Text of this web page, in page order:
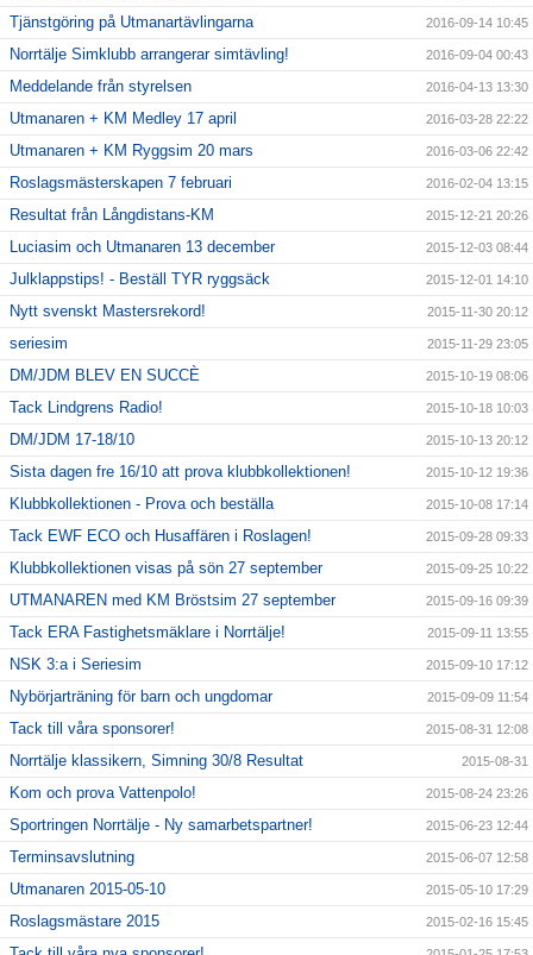
Tjänstgöring på Utmanartävlingarna 2016-09-14 10:45
Norrtälje Simklubb arrangerar simtävling! 2016-09-04 00:43
Meddelande från styrelsen 2016-04-13 13:30
Utmanaren + KM Medley 17 april 2016-03-28 22:22
Utmanaren + KM Ryggsim 20 mars 2016-03-06 22:42
Roslagsmästerskapen 7 februari 2016-02-04 13:15
Resultat från Långdistans-KM 2015-12-21 20:26
Luciasim och Utmanaren 13 december 2015-12-03 08:44
Julklappstips! - Beställ TYR ryggsäck 2015-12-01 14:10
Nytt svenskt Mastersrekord! 2015-11-30 20:12
seriesim 2015-11-29 23:05
DM/JDM BLEV EN SUCCÈ 2015-10-19 08:06
Tack Lindgrens Radio! 2015-10-18 10:03
DM/JDM 17-18/10 2015-10-13 20:12
Sista dagen fre 16/10 att prova klubbkollektionen! 2015-10-12 19:36
Klubbkollektionen - Prova och beställa 2015-10-08 17:14
Tack EWF ECO och Husaffären i Roslagen! 2015-09-28 09:33
Klubbkollektionen visas på sön 27 september 2015-09-25 10:22
UTMANAREN med KM Bröstsim 27 september 2015-09-16 09:39
Tack ERA Fastighetsmäklare i Norrtälje! 2015-09-11 13:55
NSK 3:a i Seriesim 2015-09-10 17:12
Nybörjarträning för barn och ungdomar 2015-09-09 11:54
Tack till våra sponsorer! 2015-08-31 12:08
Norrtälje klassikern, Simning 30/8 Resultat 2015-08-31
Kom och prova Vattenpolo! 2015-08-24 23:26
Sportringen Norrtälje - Ny samarbetspartner! 2015-06-23 12:44
Terminsavslutning 2015-06-07 12:58
Utmanaren 2015-05-10 2015-05-10 17:29
Roslagsmästare 2015 2015-02-16 15:45